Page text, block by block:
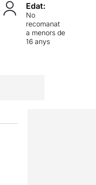
Edat:
No
recomanat
a menors de
16 anys